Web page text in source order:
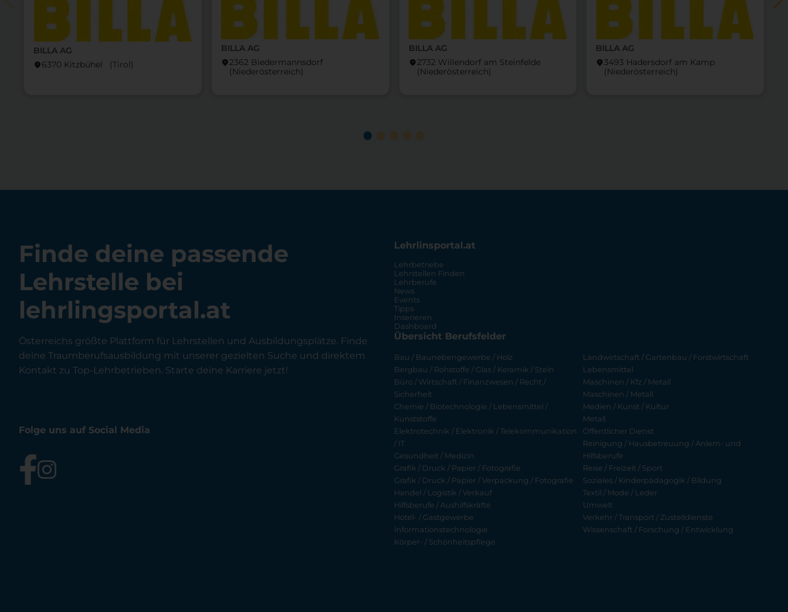
BILLA AG
location_on6370 Kitzbühel (Tirol)
BILLA AG
location_on2362 Biedermannsdorf
(Nieder­österreich)
BILLA AG
location_on2732 Willendorf am Steinfelde
(Nieder­österreich)
BILLA AG
location_on3493 Hadersdorf am Kamp
(Nieder­österreich)
Finde deine passende
Lehrstelle bei
lehrlingsportal.at
Österreichs größte Plattform für Lehrstellen und Ausbildungsplätze. Finde
deine Traumberufsausbildung mit unserer gezielten Suche und direktem
Kontakt zu Top-Lehrbetrieben. Starte deine Karriere jetzt!
Folge uns auf Social Media
Lehrlinsportal.at
Lehrbetriebe
Lehrstellen Finden
Lehrberufe
News
Events
Tipps
Inserieren
Dashboard
Übersicht Berufsfelder
Bau / Baunebengewerbe / Holz
Bergbau / Rohstoffe / Glas / Keramik / Stein
Büro / Wirtschaft / Finanzwesen / Recht /
Sicherheit
Chemie / Biotechnologie / Lebensmittel /
Kunststoffe
Elektrotechnik / Elektronik / Telekommunikation
/ IT
Gesundheit / Medizin
Grafik / Druck / Papier / Fotografie
Grafik / Druck / Papier / Verpackung / Fotografie
Handel / Logistik / Verkauf
Hilfsberufe / Aushilfskräfte
Hotel- / Gastgewerbe
Informationstechnologie
Körper- / Schönheitspflege
Landwirtschaft / Gartenbau / Forstwirtschaft
Lebensmittel
Maschinen / Kfz / Metall
Maschinen / Metall
Medien / Kunst / Kultur
Metall
Öffentlicher Dienst
Reinigung / Hausbetreuung / Anlern- und
Hilfsberufe
Reise / Freizeit / Sport
Soziales / Kinderpädagogik / Bildung
Textil / Mode / Leder
Umwelt
Verkehr / Transport / Zustelldienste
Wissenschaft / Forschung / Entwicklung